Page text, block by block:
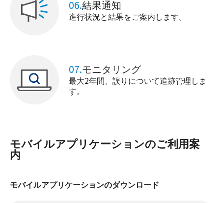
06.結果通知
進行状況と結果をご案内します。
07.モニタリング
最大2年間、誤りについて追跡管理しま
す。
モバイルアプリケーションのご利用案
内
モバイルアプリケーションのダウンロード